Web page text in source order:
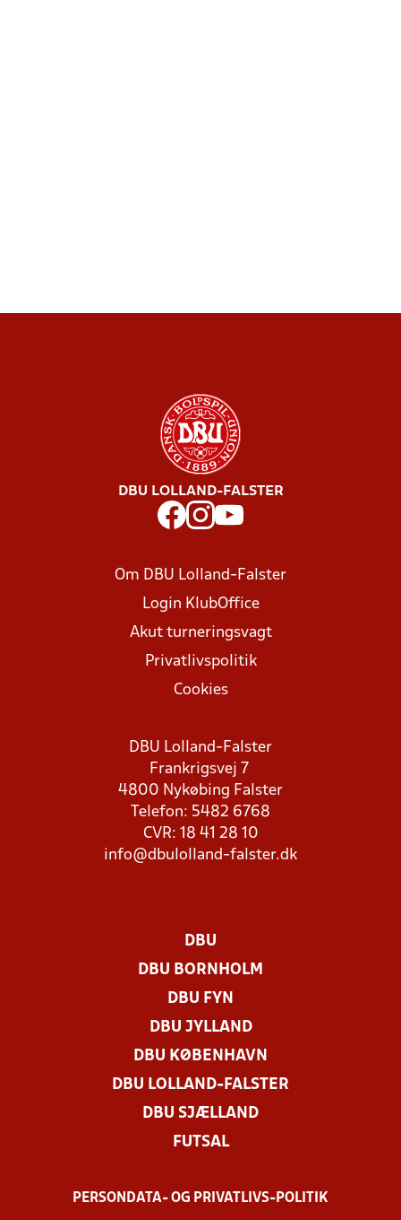
DBU LOLLAND-FALSTER
Om DBU Lolland-Falster
Login KlubOffice
Akut turneringsvagt
Privatlivspolitik
Cookies
DBU Lolland-Falster
Frankrigsvej 7
4800 Nykøbing Falster
Telefon: 5482 6768
CVR: 18 41 28 10
info@dbulolland-falster.dk
DBU
DBU BORNHOLM
DBU FYN
DBU JYLLAND
DBU KØBENHAVN
DBU LOLLAND-FALSTER
DBU SJÆLLAND
FUTSAL
PERSONDATA- OG PRIVATLIVS-POLITIK